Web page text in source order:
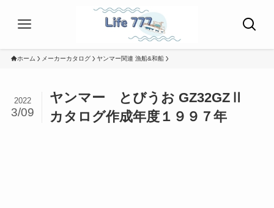
ホーム メーカーカタログ ヤンマー関連 漁船&和船
ヤンマー とびうお GZ32GZⅡ
カタログ作成年度１９９７年
2022
3/09